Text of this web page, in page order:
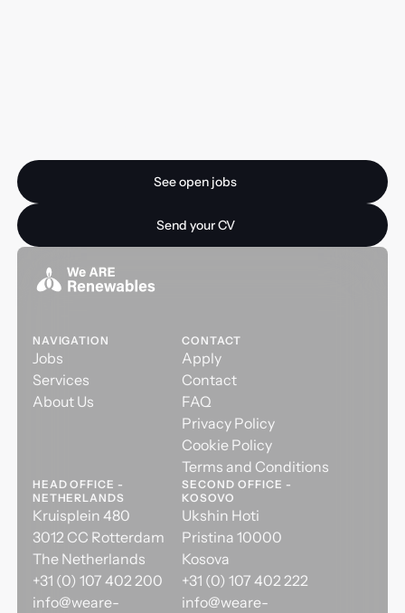
See open jobs
See open jobs
Send your CV
Send your CV
NAVIGATION
Jobs
Services
About Us
CONTACT
Apply
Contact
FAQ
Privacy Policy
Cookie Policy
Terms and Conditions
HEAD OFFICE -
NETHERLANDS
Kruisplein 480
3012 CC Rotterdam
The Netherlands
+31 (0) 107 402 200
info@weare-
SECOND OFFICE -
KOSOVO
Ukshin Hoti
Pristina 10000
Kosova
+31 (0) 107 402 222
info@weare-